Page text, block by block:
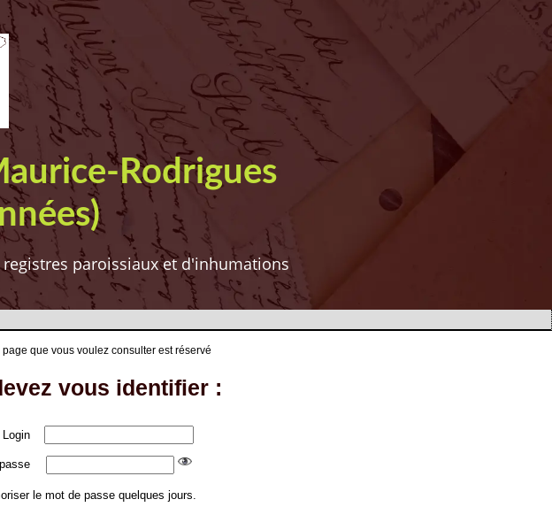
Rodrigues
paroissiaux et d'inhumations
page que vous voulez consulter est réservé
vous identifier :
Login
le mot de passe quelques jours.